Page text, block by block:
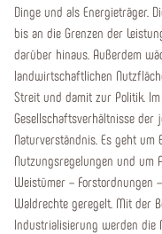
Dinge und als Energieträger.
bis an die Grenzen der
darüber hinaus. Außerdem
landwirtschaftlichen
Streit und damit zur Politik.
Gesellschaftsverhältnisse
Naturverständnis. Es geht
Nutzungsregelungen und um
Weistümer – Forstordnungen
Waldrechte geregelt. Mit der
Industrialisierung werden die